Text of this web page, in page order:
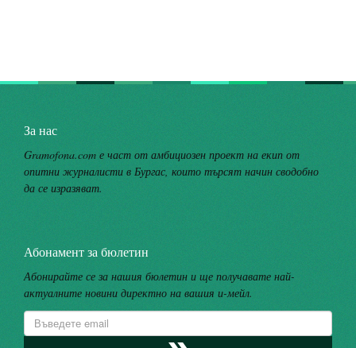
За нас
Gramofona.com е част от амбициозен проект на екип от
опитни журналисти в Бургас, които търсят начин сводобно
да се изразяват.
Абонамент за бюлетин
Абонирайте се за нашия бюлетин и ще получавате най-
актуалните новини директно на вашия и-мейл.